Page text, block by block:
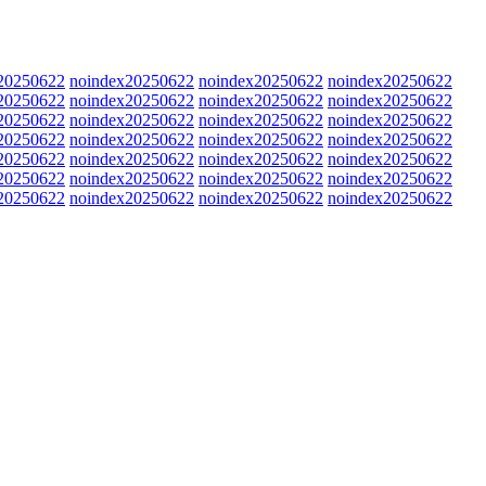
noindex20250622 noindex20250622 noindex20250622
noindex20250622 noindex20250622 noindex20250622
noindex20250622 noindex20250622 noindex20250622
noindex20250622 noindex20250622 noindex20250622
noindex20250622 noindex20250622 noindex20250622
noindex20250622 noindex20250622 noindex20250622
noindex20250622 noindex20250622 noindex20250622